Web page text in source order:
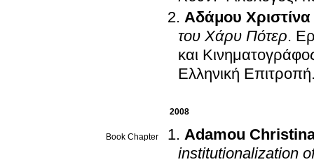
Αδάμου Χριστίνα
του Χάρυ Πότερ.
και
Ελληνική Επιτροπή
2008
Book Chapter
Adamou
institutionalization